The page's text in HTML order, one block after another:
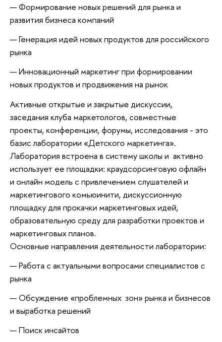
Формирование новых решений для рынка и
развития бизнеса компаний
Генерация идей новых продуктов для российского
рынка
Инновационный маркетинг при формировании
новых продуктов и продвижения на рынок
Активные открытые и закрытые дискуссии,
заседания клуба маркетологов, совместные
проекты, конференции, форумы, исследования - это
базис лаборатории «Детского маркетинга».
Лаборатория встроена в систему школы и активно
использует ее площадки: краудсорсинговую офлайн
и онлайн модель с привлечением слушателей и
маркетингового комьюинити, дискуссионную
площадку для прокачки маркетинговых идей,
образовательную среду для разработки проектов и
маркетинговых планов.
Основные направления деятельности лаборатории:
Работа с актуальными вопросами специалистов с
рынка
Обсуждение «проблемных зон» рынка и бизнесов
и выработка решений
Поиск инсайтов